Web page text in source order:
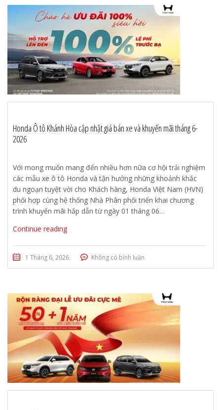
Honda Ô tô Khánh Hòa cập nhật giá bán xe và khuyến mãi tháng 6-
2026
Với mong muốn mang đến nhiều hơn nữa cơ hội trải nghiệm
các mẫu xe ô tô Honda và tận hưởng những khoảnh khắc
du ngoạn tuyệt vời cho Khách hàng, Honda Việt Nam (HVN)
phối hợp cùng hệ thống Nhà Phân phối triển khai chương
trình khuyến mãi hấp dẫn từ ngày 01 tháng 06…
Continue reading
1 Tháng 6, 2026 Không có bình luận